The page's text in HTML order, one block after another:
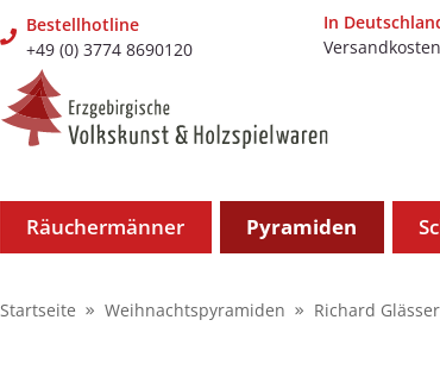
Bestellhotline
+49 (0) 3774 8690120
In
Räuchermänner Pyramiden
Startseite Weihnachtspyramiden Richard